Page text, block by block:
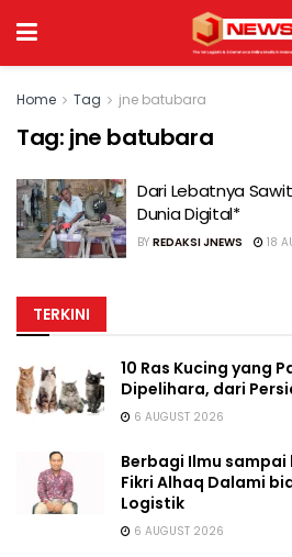
Home Tag jne batubara
Tag: jne batubara
Dari Lebatnya
Dunia Digital*
BY REDAKSI JNEWS 18
TERKINI
10 Ras Kucing yang
Dipelihara, dari
6 AUGUST 2026
Berbagi Ilmu sampai
Fikri Alhaq Dalami
Logistik
6 AUGUST 2026